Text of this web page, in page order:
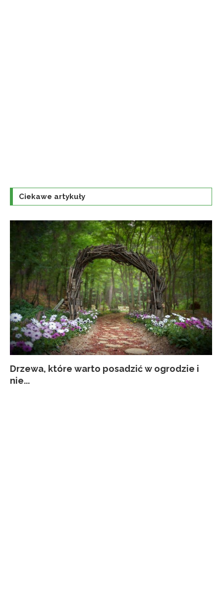
Ciekawe artykuły
Drzewa, które warto posadzić w ogrodzie i
nie...